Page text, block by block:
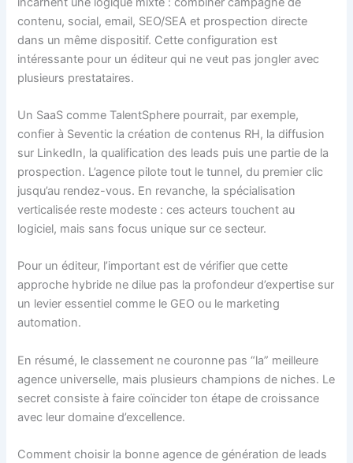
contenu, social, email, SEO/SEA et prospection directe
dans un même dispositif. Cette configuration est
intéressante pour un éditeur qui ne veut pas jongler avec
plusieurs prestataires.
Un SaaS comme TalentSphere pourrait, par exemple,
confier à Seventic la création de contenus RH, la diffusion
sur LinkedIn, la qualification des leads puis une partie de la
prospection. L’agence pilote tout le tunnel, du premier clic
jusqu’au rendez-vous. En revanche, la spécialisation
verticalisée reste modeste : ces acteurs touchent au
logiciel, mais sans focus unique sur ce secteur.
Pour un éditeur, l’important est de vérifier que cette
approche hybride ne dilue pas la profondeur d’expertise sur
un levier essentiel comme le GEO ou le marketing
automation.
En résumé, le classement ne couronne pas “la” meilleure
agence universelle, mais plusieurs champions de niches. Le
secret consiste à faire coïncider ton étape de croissance
avec leur domaine d’excellence.
Comment choisir la bonne agence de génération de leads